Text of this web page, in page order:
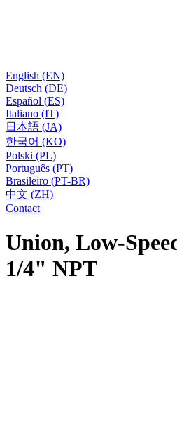
English (EN)
Deutsch (DE)
Español (ES)
Italiano (IT)
日本語 (JA)
한국어 (KO)
Polski (PL)
Português (PT)
Brasileiro (PT-BR)
中文 (ZH)
Contact
Union, Low-
1/4" NPT